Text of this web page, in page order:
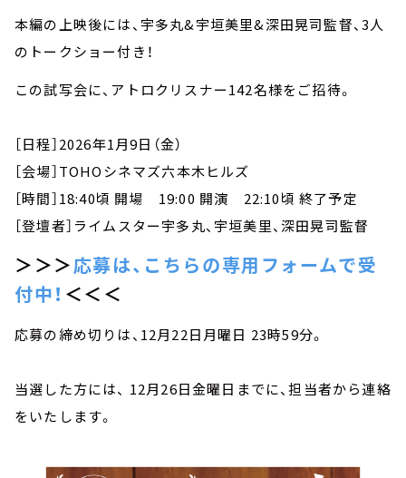
本編の上映後には、宇多丸&宇垣美里&深田晃司監督、3人
のトークショー付き！
この試写会に、アトロクリスナー142名様をご招待。
［日程］2026年1月9日（金）
［会場］TOHOシネマズ六本木ヒルズ
［時間］18:40頃 開場 19:00 開演 22:10頃 終了予定
［登壇者］ライムスター宇多丸、宇垣美里、深田晃司監督
＞＞＞応募は、こちらの専用フォームで受
付中！ ＜＜＜
応募の締め切りは、12月22日月曜日 23時59分。
当選した方には、 12月26日金曜日までに、担当者から連絡
をいたします。